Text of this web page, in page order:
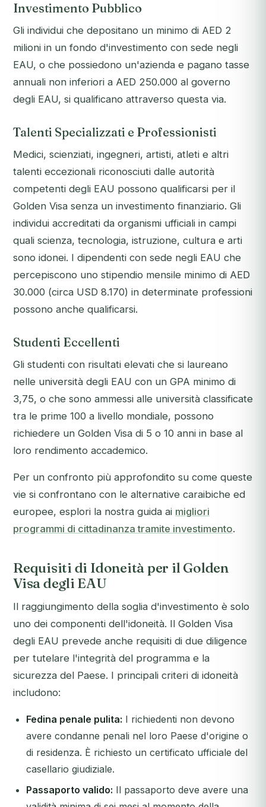
Investimento Pubblico
Gli individui che depositano un minimo di AED 2
milioni in un fondo d'investimento con sede negli
EAU, o che possiedono un'azienda e pagano tasse
annuali non inferiori a AED 250.000 al governo
degli EAU, si qualificano attraverso questa via.
Talenti Specializzati e Professionisti
Medici, scienziati, ingegneri, artisti, atleti e altri
talenti eccezionali riconosciuti dalle autorità
competenti degli EAU possono qualificarsi per il
Golden Visa senza un investimento finanziario. Gli
individui accreditati da organismi ufficiali in campi
quali scienza, tecnologia, istruzione, cultura e arti
sono idonei. I dipendenti con sede negli EAU che
percepiscono uno stipendio mensile minimo di AED
30.000 (circa USD 8.170) in determinate professioni
possono anche qualificarsi.
Studenti Eccellenti
Gli studenti con risultati elevati che si laureano
nelle università degli EAU con un GPA minimo di
3,75, o che sono ammessi alle università classificate
tra le prime 100 a livello mondiale, possono
richiedere un Golden Visa di 5 o 10 anni in base al
loro rendimento accademico.
Per un confronto più approfondito su come queste
vie si confrontano con le alternative caraibiche ed
europee, esplori la nostra guida ai migliori
programmi di cittadinanza tramite investimento.
Requisiti di Idoneità per il Golden
Visa degli EAU
Il raggiungimento della soglia d'investimento è solo
uno dei componenti dell'idoneità. Il Golden Visa
degli EAU prevede anche requisiti di due diligence
per tutelare l'integrità del programma e la
sicurezza del Paese. I principali criteri di idoneità
includono:
Fedina penale pulita: I richiedenti non devono
avere condanne penali nel loro Paese d'origine o
di residenza. È richiesto un certificato ufficiale del
casellario giudiziale.
Passaporto valido: Il passaporto deve avere una